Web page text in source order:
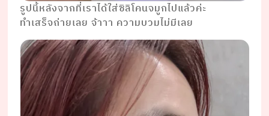
รูปนี้หลังจากที่เราได้ใส่ซิลิโคนจมูกไปแล้วค่ะ
ทำเสร็จถ่ายเลย จ้าาา ความบวมไม่มีเลย